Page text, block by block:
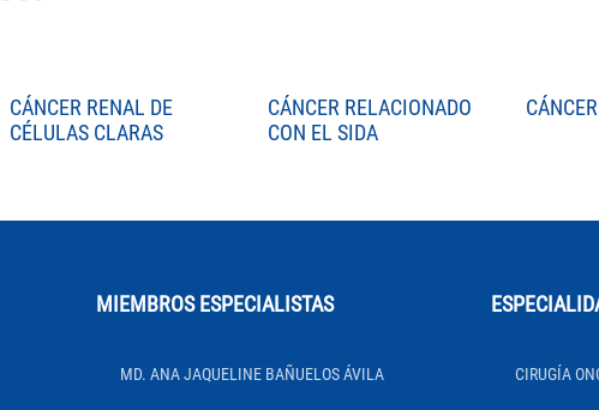
CÁNCER RENAL DE
CÉLULAS CLARAS
CÁNCER RELACIONADO
CON EL SIDA
MIEMBROS ESPECIALISTAS
MD. ANA JAQUELINE BAÑUELOS ÁVILA CIRUGÍA